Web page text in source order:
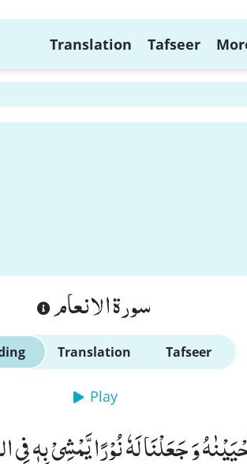
Translation Tafseer
سورة الانعام
Translation Tafseer
Play
وَ جَعَلْنَا لَهٗ نُوْرًا یَّمْشِیْ بِهٖ